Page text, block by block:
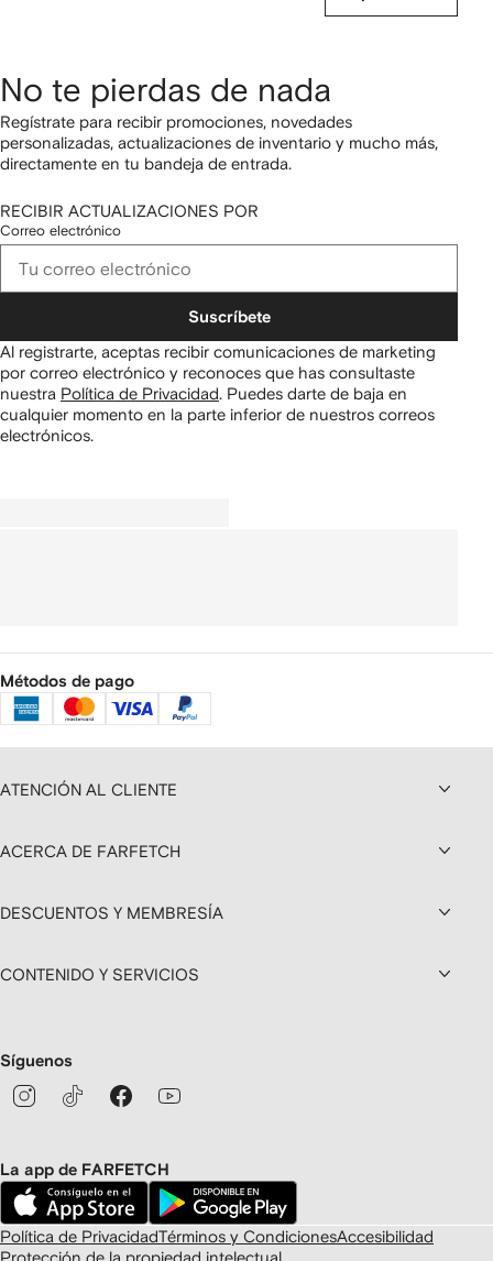
No te pierdas de nada
Regístrate para recibir promociones, novedades
personalizadas, actualizaciones de inventario y mucho más,
directamente en tu bandeja de entrada.
RECIBIR ACTUALIZACIONES POR
Correo electrónico
Suscríbete
Al registrarte, aceptas recibir comunicaciones de marketing
por correo electrónico y reconoces que has consultaste
nuestra Política de Privacidad. Puedes darte de baja en
cualquier momento en la parte inferior de nuestros correos
electrónicos.
Métodos de pago
ATENCIÓN AL CLIENTE
ACERCA DE FARFETCH
DESCUENTOS Y MEMBRESÍA
CONTENIDO Y SERVICIOS
Síguenos
La app de FARFETCH
Política de PrivacidadTérminos y CondicionesAccesibilidad
Protección de la propiedad intelectual